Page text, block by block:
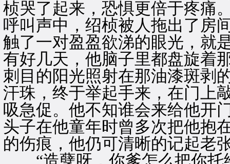
桢哭了起来，恐惧更倍于疼痛
呼叫声中，绍桢被人拖出了房
触了一对盈盈欲涕的眼光，就
有好几天，他脑子里都盘旋着
刺目的阳光照射在那油漆斑剥
汗珠，终于举起手来，在门上
吸急促。他不知谁会来给他开
头子在他童年时曾多次把他抱
的伤痕，他仍可清晰的记起老